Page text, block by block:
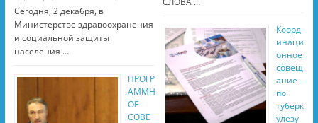
Сегодня, 2 декабря, в
Министерстве здравоохранения
и социальной защиты
населения …
ПРОГР
АММН
ОЕ
СОВЕ
Коорд
инаци
онное
совещ
ание
по
туберк
улезу